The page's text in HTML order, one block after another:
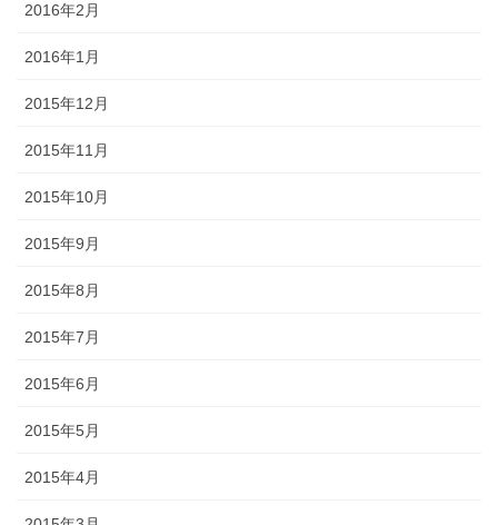
2016年2月
2016年1月
2015年12月
2015年11月
2015年10月
2015年9月
2015年8月
2015年7月
2015年6月
2015年5月
2015年4月